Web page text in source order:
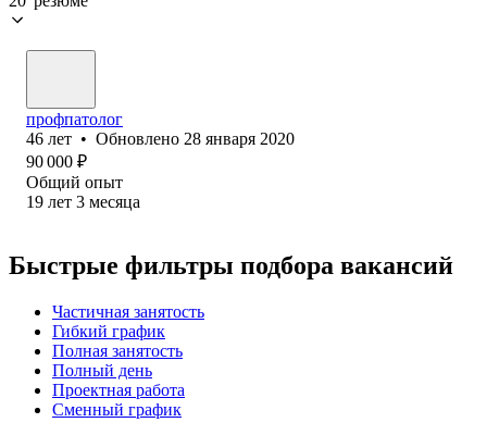
профпатолог
46 лет • Обновлено 28 января 2020
90 000 ₽
Общий опыт
19 лет 3 месяца
Быстрые фильтры подбора вакансий
Частичная занятость
Гибкий график
Полная занятость
Полный день
Проектная работа
Сменный график